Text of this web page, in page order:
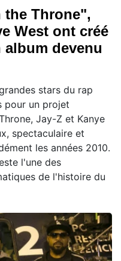
the Throne",
West ont créé
album devenu
stars du rap
pour un projet
Jay-Z et Kanye
spectaculaire et
les années 2010.
l'une des
de l'histoire du